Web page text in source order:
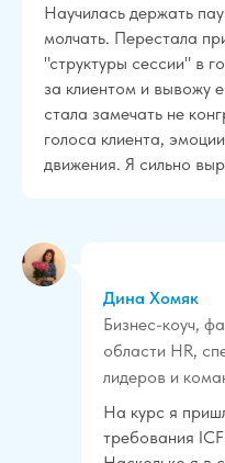
Научилась держать
молчать. Перестала
"структуры сессии" в
за клиентом и вывожу
стала замечать не
голоса клиента,
движения. Я сильно
Дина Хомяк
Бизнес-коуч,
области HR,
лидеров и
На курс я
требования